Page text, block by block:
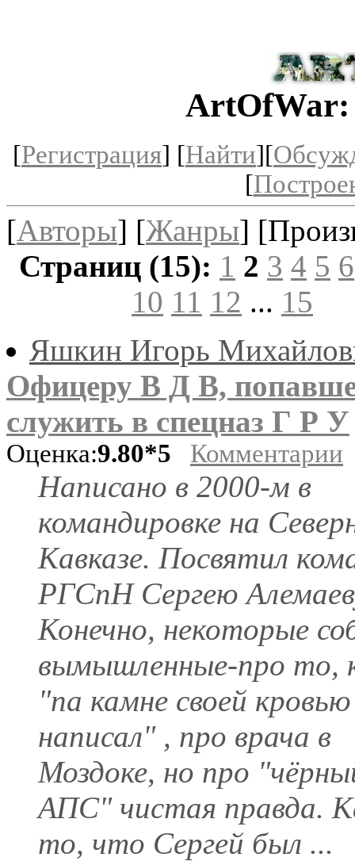
ArtOfWar:
[Регистрация] [Найти][
[
[Авторы] [Жанры]
Страниц (15): 1 2 3 4 5 6
10 11 12 ... 15
Яшкин Игорь
Офицеру В Д В,
служить в спецназ Г Р У
Оценка:9.80*5 Комментарии
Написано в 2000-м в
командировке на
Кавказе. Посвятил
РГСпН Сергею
Конечно, некоторые
вымышленные-про то,
"па камне своей кровью
написал" , про врача в
Моздоке, но про
АПС" чистая правда.
то, что Сергей был ...